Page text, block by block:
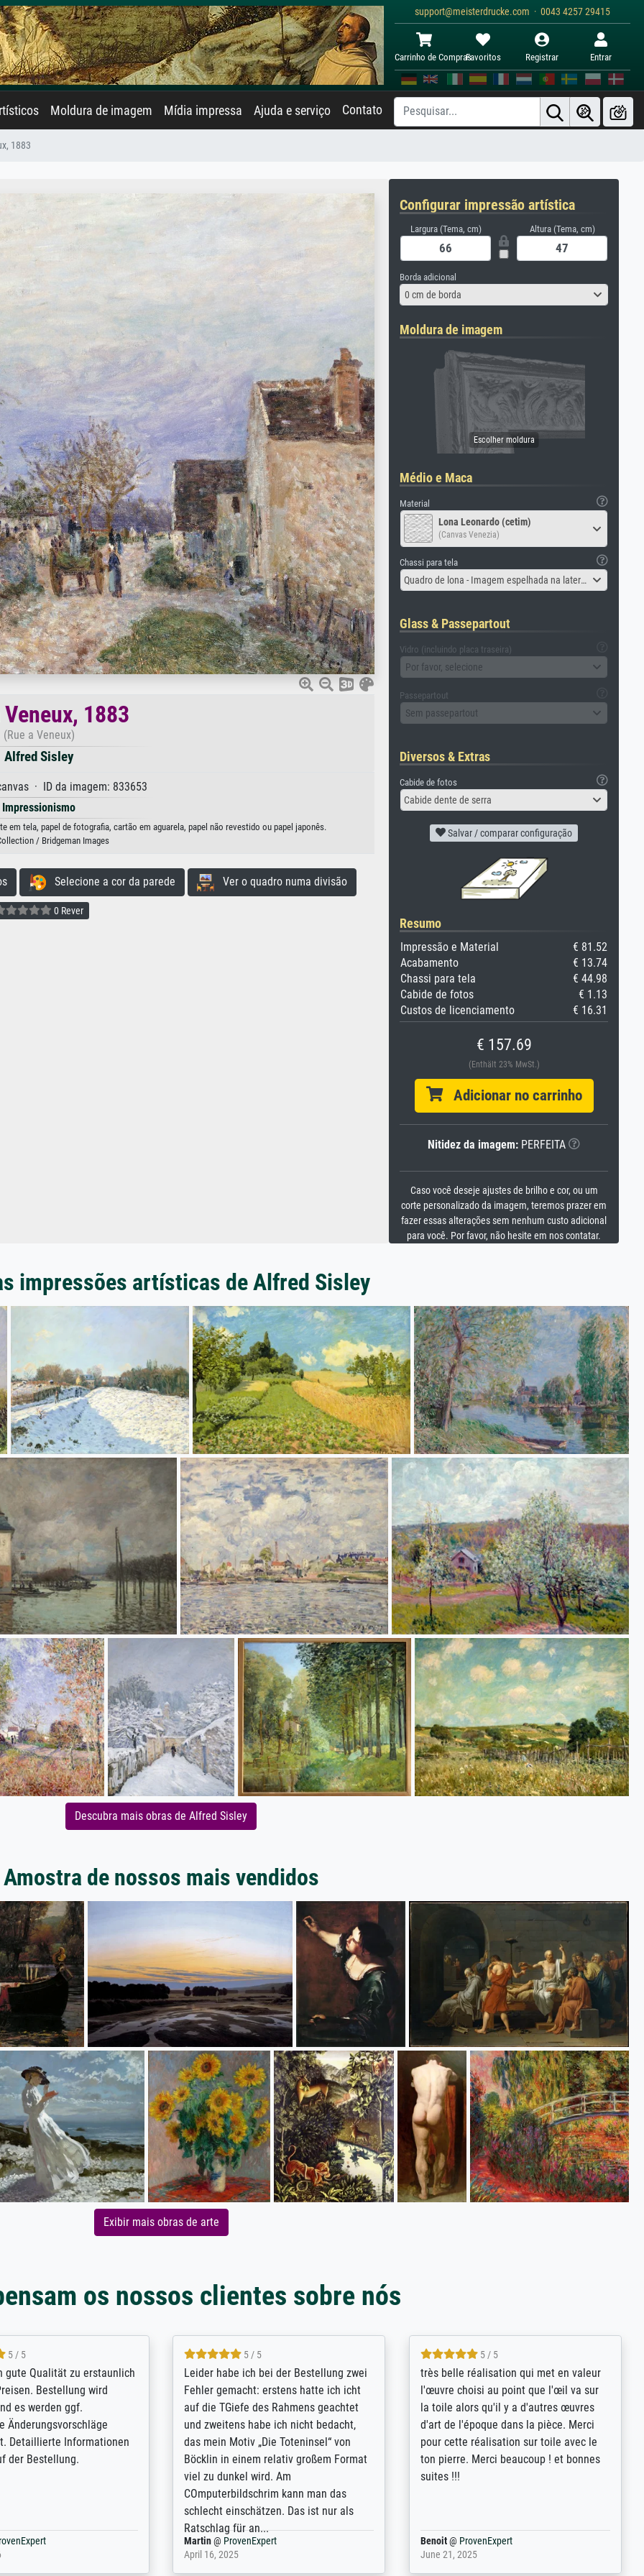
support@meisterdrucke.com · 0043 4257 29415
Carrinho de ComprasFavoritos Registrar Entrar
Moldura de imagem Mídia impressa Ajuda e serviço Contato
1883
Veneux, 1883
(Rue a Veneux)
Alfred Sisley
· ID da imagem: 833653
Impressionismo
em tela, papel de fotografia, cartão em aguarela, papel não revestido ou papel japonês.
/ Bridgeman Images
Selecione a cor da parede Ver o quadro numa divisão
0 Rever
Configurar impressão artística
Largura (Tema, cm) Altura (Tema, cm)
Borda adicional
0 cm de borda
Moldura de imagem
Médio e Maca
Material
Lona Leonardo (cetim)
(Canvas Venezia)
Chassi para tela
Quadro de lona - Imagem espelhada na lateral
Glass & Passepartout
Vidro (incluindo placa traseira)
Por favor, selecione
Passepartout
Sem passepartout
Diversos & Extras
Cabide de fotos
Cabide dente de serra
Salvar / comparar configuração
Resumo
Impressão e Material
€ 81.52
Acabamento
€ 13.74
Chassi para tela
€ 44.98
Cabide de fotos
€ 1.13
Custos de licenciamento
€ 16.31
€ 157.69
(Enthält 23% MwSt.)
Adicionar no carrinho
Nitidez da imagem: PERFEITA
Caso você deseje ajustes de brilho e cor, ou um
corte personalizado da imagem, teremos prazer em
fazer essas alterações sem nenhum custo adicional
para você. Por favor, não hesite em nos contatar.
impressões artísticas de Alfred Sisley
Descubra mais obras de Alfred Sisley
Amostra de nossos mais vendidos
Exibir mais obras de arte
os nossos clientes sobre nós
5 / 5
recommended. The
and payment process
was efficient and
exceeds expectations. I
the UK and found the site
a specific print - I am very
5 / 5
The team at Meisterdrucke strives to
meet its clients demands, and provides
expert advice on how to obtain the best
results for the prints requested by the
client. The company has a vast
repertoire of prints to choose from, and
will provide excellent service also with
regards to prints which are not in that
repertoire. Highly recommended!
Anonym@ProvenExpert
April 22, 2026
5 / 5
eine große Auswahl an Bildern und
deren Reproduktionsmöglichkeiten;
wurde sehr gut durch die einzelnen
Bestellkriterien geführt, verständliche
Erklärungen, z.B. mit Bilddarstellungen,
werde auf jeden Fall meine guten
Erfahrungen weitergeben.
Anonym@ProvenExpert
May 13, 2026